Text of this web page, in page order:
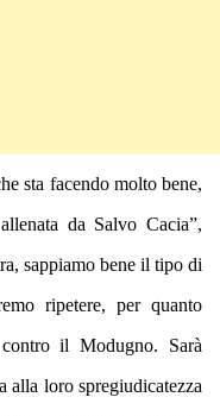
sta facendo molto bene,
da Salvo Cacia”,
sappiamo bene il tipo di
ripetere, per quanto
il Modugno. Sarà
alla loro spregiudicatezza